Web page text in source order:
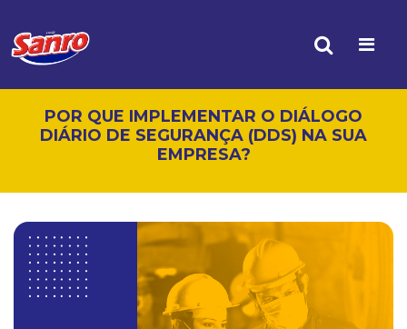
POR QUE IMPLEMENTAR O DIÁLOGO
DIÁRIO DE SEGURANÇA (DDS) NA SUA
EMPRESA?